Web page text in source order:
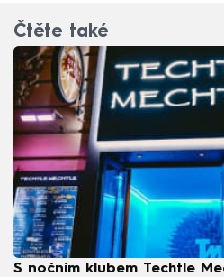
Čtěte také
S nočním klubem Techtle